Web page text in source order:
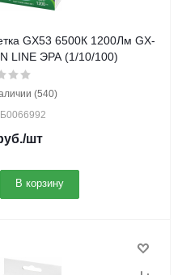
GX53 6500К 1200Лм GX-
LINE ЭРА (1/10/100)
(540)
/шт
В корзину